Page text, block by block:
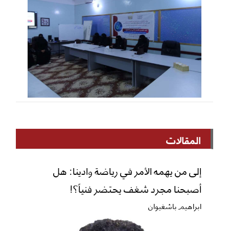
المقالات
إلى من يهمه الأمر في رياضة وادينا: هل
أصبحنا مجرد شغف يحتضر فنياً؟!
ابراهيم باشغيوان